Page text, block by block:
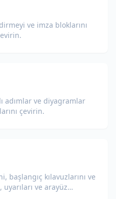
ve imza bloklarını
adımlar ve diyagramlar
çevirin.
başlangıç kılavuzlarını ve
uyarıları ve arayüz